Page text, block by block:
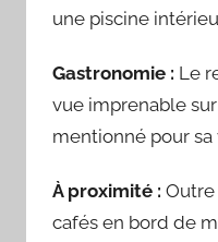
une piscine
Gastronomie : Le
vue imprenable
mentionné pour
À proximité : Outre
cafés en bord de